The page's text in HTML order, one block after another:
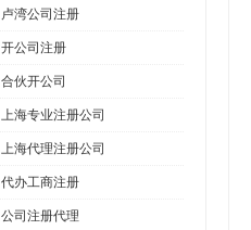
卢湾公司注册
开公司注册
合伙开公司
上海专业注册公司
上海代理注册公司
代办工商注册
公司注册代理